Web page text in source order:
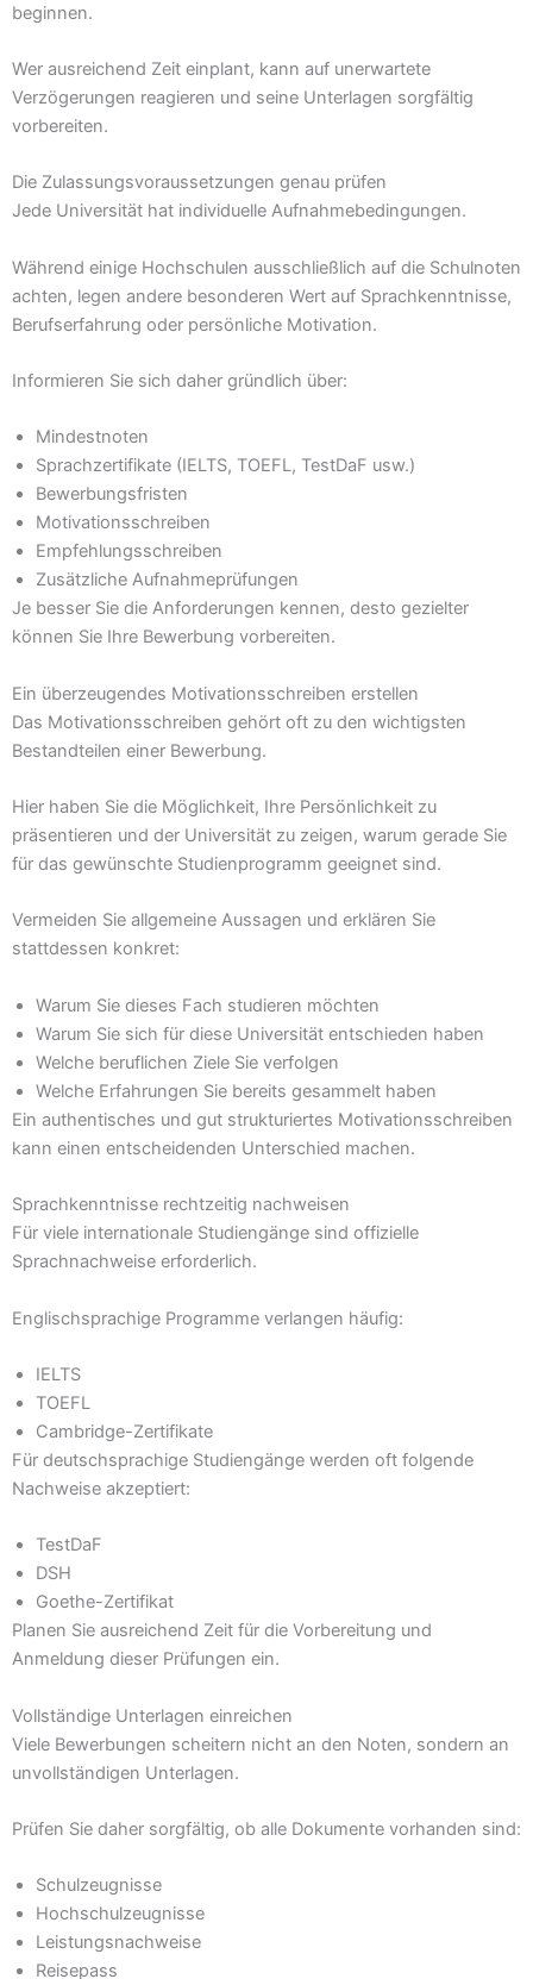
beginnen.
Wer ausreichend Zeit einplant, kann auf unerwartete
Verzögerungen reagieren und seine Unterlagen sorgfältig
vorbereiten.
Die Zulassungsvoraussetzungen genau prüfen
Jede Universität hat individuelle Aufnahmebedingungen.
Während einige Hochschulen ausschließlich auf die Schulnoten
achten, legen andere besonderen Wert auf Sprachkenntnisse,
Berufserfahrung oder persönliche Motivation.
Informieren Sie sich daher gründlich über:
Mindestnoten
Sprachzertifikate (IELTS, TOEFL, TestDaF usw.)
Bewerbungsfristen
Motivationsschreiben
Empfehlungsschreiben
Zusätzliche Aufnahmeprüfungen
Je besser Sie die Anforderungen kennen, desto gezielter
können Sie Ihre Bewerbung vorbereiten.
Ein überzeugendes Motivationsschreiben erstellen
Das Motivationsschreiben gehört oft zu den wichtigsten
Bestandteilen einer Bewerbung.
Hier haben Sie die Möglichkeit, Ihre Persönlichkeit zu
präsentieren und der Universität zu zeigen, warum gerade Sie
für das gewünschte Studienprogramm geeignet sind.
Vermeiden Sie allgemeine Aussagen und erklären Sie
stattdessen konkret:
Warum Sie dieses Fach studieren möchten
Warum Sie sich für diese Universität entschieden haben
Welche beruflichen Ziele Sie verfolgen
Welche Erfahrungen Sie bereits gesammelt haben
Ein authentisches und gut strukturiertes Motivationsschreiben
kann einen entscheidenden Unterschied machen.
Sprachkenntnisse rechtzeitig nachweisen
Für viele internationale Studiengänge sind offizielle
Sprachnachweise erforderlich.
Englischsprachige Programme verlangen häufig:
IELTS
TOEFL
Cambridge-Zertifikate
Für deutschsprachige Studiengänge werden oft folgende
Nachweise akzeptiert:
TestDaF
DSH
Goethe-Zertifikat
Planen Sie ausreichend Zeit für die Vorbereitung und
Anmeldung dieser Prüfungen ein.
Vollständige Unterlagen einreichen
Viele Bewerbungen scheitern nicht an den Noten, sondern an
unvollständigen Unterlagen.
Prüfen Sie daher sorgfältig, ob alle Dokumente vorhanden sind:
Schulzeugnisse
Hochschulzeugnisse
Leistungsnachweise
Reisepass